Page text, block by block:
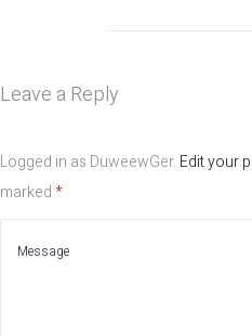
Leave a Reply
Logged in as DuweewGer. Edit your
marked*